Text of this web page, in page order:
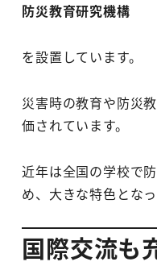
防災教育研究機構
を設置しています。
災害時の教育や防災
価されています。
近年は全国の学校で
め、大きな特色となっ
国際交流も